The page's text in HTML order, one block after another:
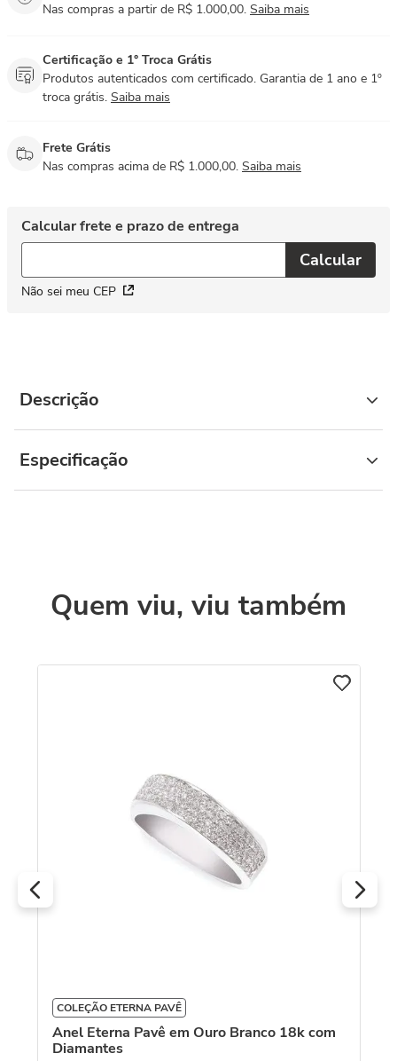
Nas compras a partir de R$ 1.000,00. Saiba mais
Certificação e 1° Troca Grátis
Produtos autenticados com certificado. Garantia de 1 ano e 1º
troca grátis. Saiba mais
Frete Grátis
Nas compras acima de R$ 1.000,00. Saiba mais
Não sei meu CEP
Descrição
Especificação
Quem viu, viu também
COLEÇÃO ETERNA PAVÊ
Anel Eterna Pavê em Ouro Branco 18k com
Diamantes